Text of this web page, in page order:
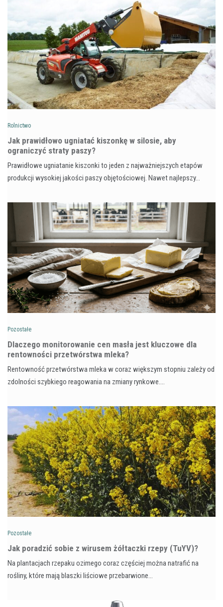
Rolnictwo
Jak prawidłowo ugniatać kiszonkę w silosie, aby
ograniczyć straty paszy?
Prawidłowe ugniatanie kiszonki to jeden z najważniejszych etapów
produkcji wysokiej jakości paszy objętościowej. Nawet najlepszy…
Pozostałe
Dlaczego monitorowanie cen masła jest kluczowe dla
rentowności przetwórstwa mleka?
Rentowność przetwórstwa mleka w coraz większym stopniu zależy od
zdolności szybkiego reagowania na zmiany rynkowe.…
Pozostałe
​Jak poradzić sobie z wirusem żółtaczki rzepy (TuYV)?
Na plantacjach rzepaku ozimego coraz częściej można natrafić na
rośliny, które mają blaszki liściowe przebarwione…